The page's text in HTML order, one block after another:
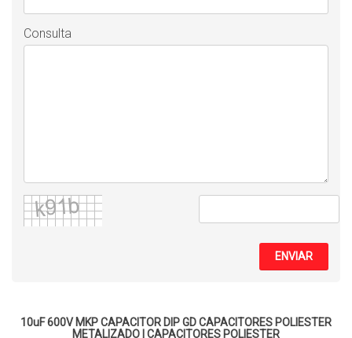
Consulta
ENVIAR
10uF 600V MKP CAPACITOR DIP GDCAPACITORES POLIESTER
METALIZADO CAPACITORES POLIESTER